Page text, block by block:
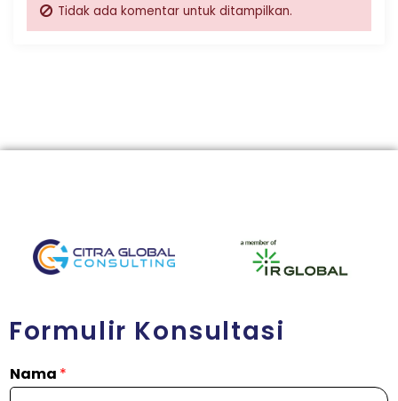
Tidak ada komentar untuk ditampilkan.
Formulir Konsultasi
Nama *